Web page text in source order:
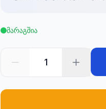
მარაგშია
1